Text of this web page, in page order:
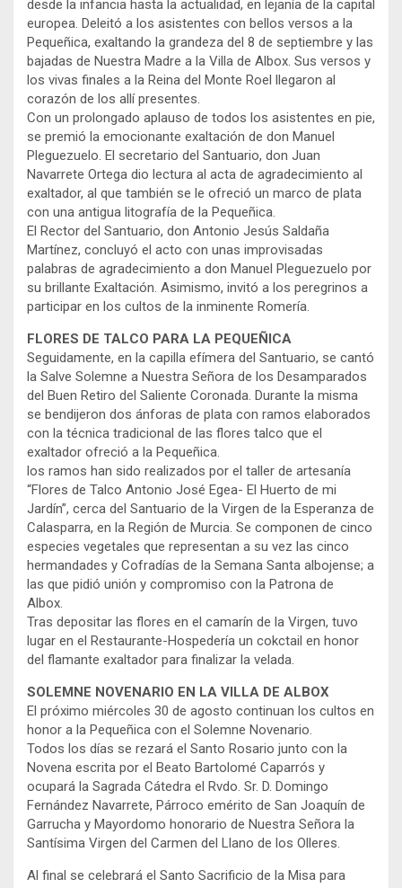
desde la infancia hasta la actualidad, en lejanía de la capital
europea. Deleitó a los asistentes con bellos versos a la
Pequeñica, exaltando la grandeza del 8 de septiembre y las
bajadas de Nuestra Madre a la Villa de Albox. Sus versos y
los vivas finales a la Reina del Monte Roel llegaron al
corazón de los allí presentes.
Con un prolongado aplauso de todos los asistentes en pie,
se premió la emocionante exaltación de don Manuel
Pleguezuelo. El secretario del Santuario, don Juan
Navarrete Ortega dio lectura al acta de agradecimiento al
exaltador, al que también se le ofreció un marco de plata
con una antigua litografía de la Pequeñica.
El Rector del Santuario, don Antonio Jesús Saldaña
Martínez, concluyó el acto con unas improvisadas
palabras de agradecimiento a don Manuel Pleguezuelo por
su brillante Exaltación. Asimismo, invitó a los peregrinos a
participar en los cultos de la inminente Romería.
FLORES DE TALCO PARA LA PEQUEÑICA
Seguidamente, en la capilla efímera del Santuario, se cantó
la Salve Solemne a Nuestra Señora de los Desamparados
del Buen Retiro del Saliente Coronada. Durante la misma
se bendijeron dos ánforas de plata con ramos elaborados
con la técnica tradicional de las flores talco que el
exaltador ofreció a la Pequeñica.
los ramos han sido realizados por el taller de artesanía
“Flores de Talco Antonio José Egea- El Huerto de mi
Jardín”, cerca del Santuario de la Virgen de la Esperanza de
Calasparra, en la Región de Murcia. Se componen de cinco
especies vegetales que representan a su vez las cinco
hermandades y Cofradías de la Semana Santa albojense; a
las que pidió unión y compromiso con la Patrona de
Albox.
Tras depositar las flores en el camarín de la Virgen, tuvo
lugar en el Restaurante-Hospedería un cokctail en honor
del flamante exaltador para finalizar la velada.
SOLEMNE NOVENARIO EN LA VILLA DE ALBOX
El próximo miércoles 30 de agosto continuan los cultos en
honor a la Pequeñica con el Solemne Novenario.
Todos los días se rezará el Santo Rosario junto con la
Novena escrita por el Beato Bartolomé Caparrós y
ocupará la Sagrada Cátedra el Rvdo. Sr. D. Domingo
Fernández Navarrete, Párroco emérito de San Joaquín de
Garrucha y Mayordomo honorario de Nuestra Señora la
Santísima Virgen del Carmen del Llano de los Olleres.
Al final se celebrará el Santo Sacrificio de la Misa para